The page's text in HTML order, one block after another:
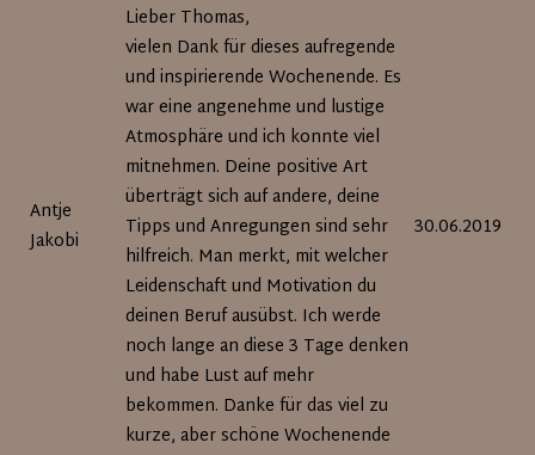
Antje
Jakobi
Lieber Thomas,
vielen Dank für dieses aufregende
und inspirierende Wochenende. Es
war eine angenehme und lustige
Atmosphäre und ich konnte viel
mitnehmen. Deine positive Art
überträgt sich auf andere, deine
Tipps und Anregungen sind sehr
hilfreich. Man merkt, mit welcher
Leidenschaft und Motivation du
deinen Beruf ausübst. Ich werde
noch lange an diese 3 Tage denken
und habe Lust auf mehr
bekommen. Danke für das viel zu
kurze, aber schöne Wochenende
30.06.2019